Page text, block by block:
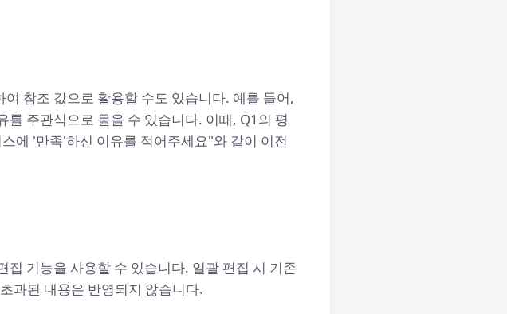
참조 값으로 활용할 수도 있습니다. 예를 들어,
주관식으로 물을 수 있습니다. 이때, Q1의 평
에 '만족'하신 이유를 적어주세요"와 같이 이전
기능을 사용할 수 있습니다. 일괄 편집 시 기존
과된 내용은 반영되지 않습니다.